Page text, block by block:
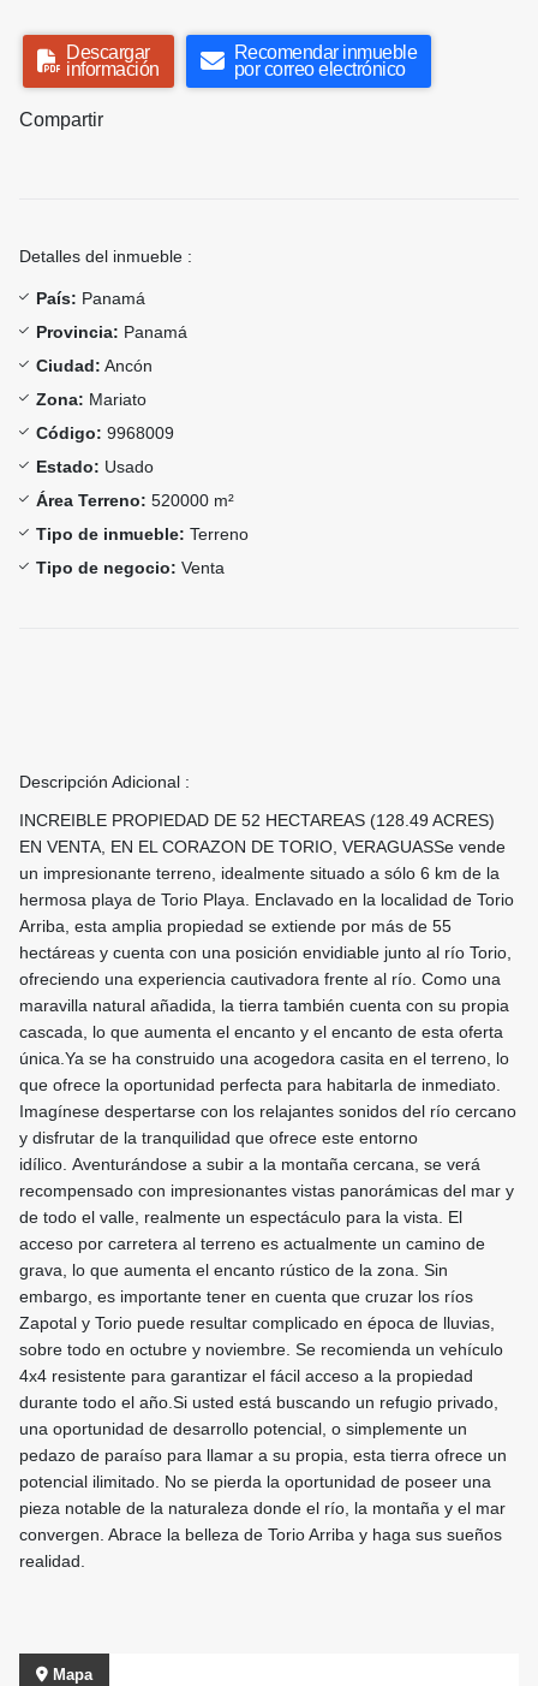
Descargar
información
Recomendar inmueble
por correo electrónico
Compartir
Detalles del inmueble :
País: Panamá
Provincia: Panamá
Ciudad: Ancón
Zona: Mariato
Código: 9968009
Estado: Usado
Área Terreno: 520000 m²
Tipo de inmueble: Terreno
Tipo de negocio: Venta
Descripción Adicional :
INCREIBLE PROPIEDAD DE 52 HECTAREAS (128.49 ACRES)
EN VENTA, EN EL CORAZON DE TORIO, VERAGUASSe vende
un impresionante terreno, idealmente situado a sólo 6 km de la
hermosa playa de Torio Playa. Enclavado en la localidad de Torio
Arriba, esta amplia propiedad se extiende por más de 55
hectáreas y cuenta con una posición envidiable junto al río Torio,
ofreciendo una experiencia cautivadora frente al río. Como una
maravilla natural añadida, la tierra también cuenta con su propia
cascada, lo que aumenta el encanto y el encanto de esta oferta
única.Ya se ha construido una acogedora casita en el terreno, lo
que ofrece la oportunidad perfecta para habitarla de inmediato.
Imagínese despertarse con los relajantes sonidos del río cercano
y disfrutar de la tranquilidad que ofrece este entorno
idílico. Aventurándose a subir a la montaña cercana, se verá
recompensado con impresionantes vistas panorámicas del mar y
de todo el valle, realmente un espectáculo para la vista. El
acceso por carretera al terreno es actualmente un camino de
grava, lo que aumenta el encanto rústico de la zona. Sin
embargo, es importante tener en cuenta que cruzar los ríos
Zapotal y Torio puede resultar complicado en época de lluvias,
sobre todo en octubre y noviembre. Se recomienda un vehículo
4x4 resistente para garantizar el fácil acceso a la propiedad
durante todo el año.Si usted está buscando un refugio privado,
una oportunidad de desarrollo potencial, o simplemente un
pedazo de paraíso para llamar a su propia, esta tierra ofrece un
potencial ilimitado. No se pierda la oportunidad de poseer una
pieza notable de la naturaleza donde el río, la montaña y el mar
convergen. Abrace la belleza de Torio Arriba y haga sus sueños
realidad.
Mapa